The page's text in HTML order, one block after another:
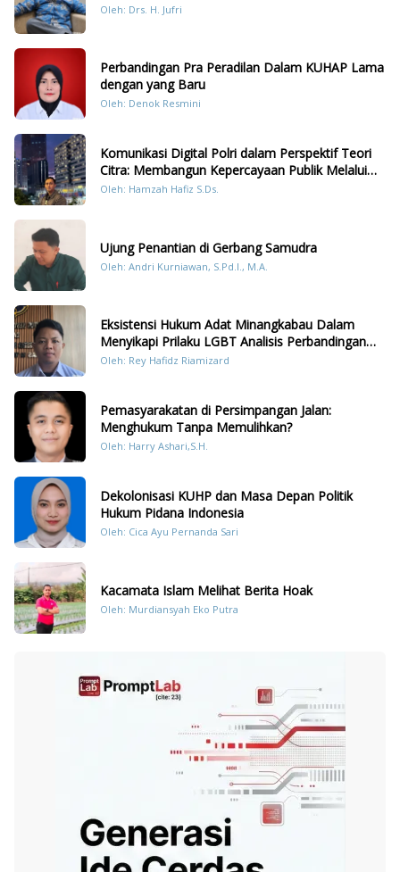
Oleh: Drs. H. Jufri
Perbandingan Pra Peradilan Dalam KUHAP Lama
dengan yang Baru
Oleh: Denok Resmini
Komunikasi Digital Polri dalam Perspektif Teori
Citra: Membangun Kepercayaan Publik Melalui
Konten Humanis Kesiapsiagaan Bencana di
Oleh: Hamzah Hafiz S.Ds.
Ujung Penantian di Gerbang Samudra
Oleh: Andri Kurniawan, S.Pd.I., M.A.
Eksistensi Hukum Adat Minangkabau Dalam
Menyikapi Prilaku LGBT Analisis Perbandingan
Dengan Hukum Pidana
Oleh: Rey Hafidz Riamizard
Pemasyarakatan di Persimpangan Jalan:
Menghukum Tanpa Memulihkan?
Oleh: Harry Ashari,S.H.
Dekolonisasi KUHP dan Masa Depan Politik
Hukum Pidana Indonesia
Oleh: Cica Ayu Pernanda Sari
Kacamata Islam Melihat Berita Hoak
Oleh: Murdiansyah Eko Putra